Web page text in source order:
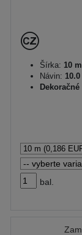
Šírka: 10
Návin:
Dekoračné
bal.